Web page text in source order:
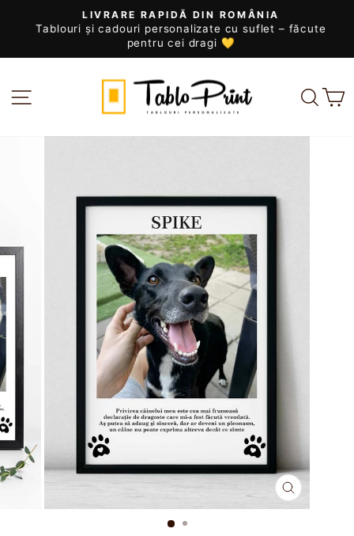
Întrerupeți
prezentarea
diapozitive
LIVRARE RAPIDĂ DIN ROMÂNIA
Tablouri și cadouri personalizate cu suflet – făcute
pentru cei dragi 💛
Navigare pe site
ÎNCHIDE
(ESC)